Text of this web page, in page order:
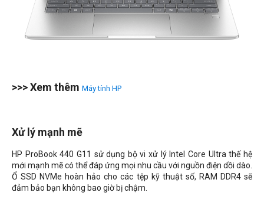
>>> Xem thêm Máy tính HP
Xử lý mạnh mẽ
HP ProBook 440 G11 sử dụng bộ vi xử lý Intel Core Ultra thế hệ
mới mạnh mẽ có thể đáp ứng mọi nhu cầu với nguồn điện dồi dào.
Ổ SSD NVMe hoàn hảo cho các tệp kỹ thuật số, RAM DDR4 sẽ
đảm bảo bạn không bao giờ bị chậm.